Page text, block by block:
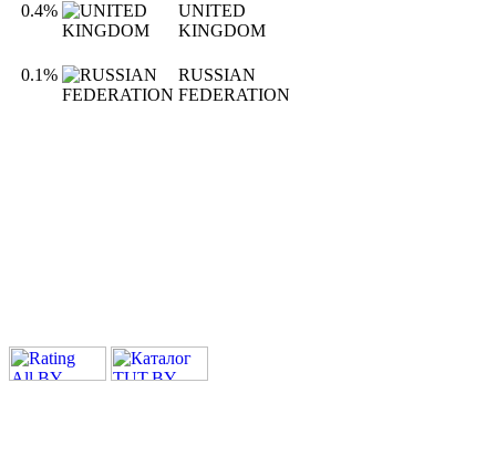
0.4%
UNITED
KINGDOM
0.1%
RUSSIAN
FEDERATION